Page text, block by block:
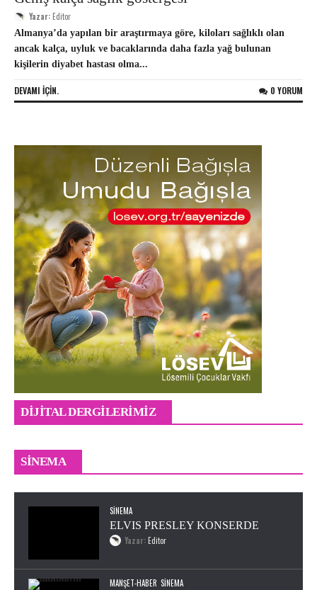
Yazar:Editor
Almanya’da yapılan bir araştırmaya göre, kiloları sağlıklı olan
ancak kalça, uyluk ve bacaklarında daha fazla yağ bulunan
kişilerin diyabet hastası olma...
DEVAMI IÇIN. 0 YORUM
DIJITAL DERGILERIMIZ
SINEMA
Odyssey Sinemalarda
Editor 0
SINEMA
ELVIS PRESLEY KONSERDE
Yazar:Editor
MANŞET-HABER SINEMA